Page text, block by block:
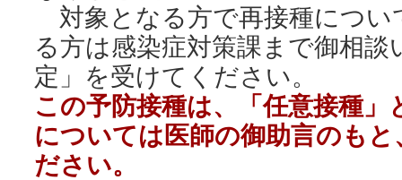
対象となる方で再接種につい
る方は感染症対策課まで御相
定」を受けてください。
この予防接種は、「任意接種
については医師の御助言のも
ださい。